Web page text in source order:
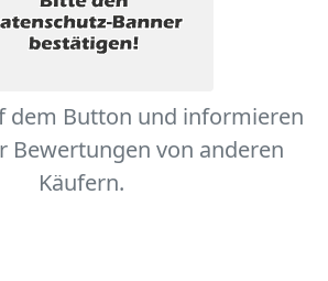
dem Button und informieren
Bewertungen von anderen
Käufern.